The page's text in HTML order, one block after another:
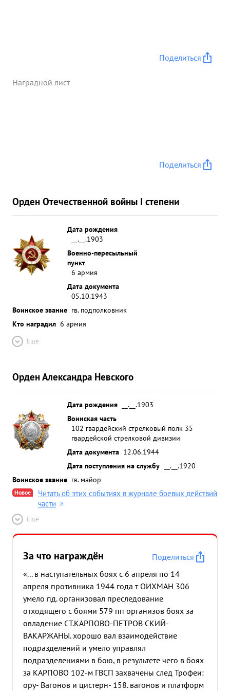
Поделиться
Наградной лист
Поделиться
Орден Отечественной войны I степени
Дата рождения
__.__.1903
Военно-пересыльный
пункт
6 армия
Дата документа
05.10.1943
Воинское звание гв. подполковник
Кто наградил 6 армия
Ещё
Орден Александра Невского
Дата рождения
__.__.1903
Воинская часть
102 гвардейский стрелковый полк 35
гвардейской стрелковой дивизии
Дата документа 12.06.1944
Дата поступления на службу
__.__.1920
Воинское звание гв. майор
Новое
Читать об этих событиях в журнале боевых действий
части
Ещё
За что награждён
Поделиться
«... в наступательных боях с 6 апреля по 14
апреля противника 1944 года т ОИХМАН 306
умело пд. организовал преследование
отходящего с боями 579 пп организов боях за
овладение СТ.КАРПОВО-ПЕТРОВ СКИЙ-
ВАКАРЖАНЫ. хорошо вал взаимодействие
подразделений и умело управлял
подразделениями в бою, в результете чего в боях
за КАРПОВО 102-м ГВСП захвачены след Трофеи:
ору- Вагонов и цистерн- 158. вагонов и платформ